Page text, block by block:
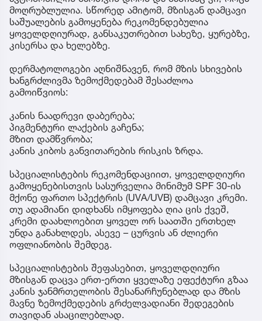
მოღრუბლულია. სწორედ ამიტომ, მზისგან დამცავი
საშუალების გამოყენება რეკომენდებულია
ყოველდღიურად, განსაკუთრებით სახეზე, ყურებზე,
კისერსა და ხელებზე.
დერმატოლოგები აღნიშნავენ, რომ მზის სხივების
ხანგრძლივმა ზემოქმედებამ შესაძლოა
გამოიწვიოს:
კანის ნაადრევი დაბერება;
პიგმენტური ლაქების გაჩენა;
მზით დამწვრობა;
კანის კიბოს განვითარების რისკის ზრდა.
სპეციალისტების რეკომენდაციით, ყოველდღიური
გამოყენებისთვის სასურველია მინიმუმ SPF 30-ის
მქონე ფართო სპექტრის (UVA/UVB) დამცავი კრემი.
თუ ადამიანი დიდხანს იმყოფება ღია ცის ქვეშ,
კრემი დაახლოებით ყოველ ორ საათში ერთხელ
უნდა განახლდეს, ასევე – ცურვის ან ძლიერი
ოფლიანობის შემდეგ.
სპეციალისტების შეფასებით, ყოველდღიური
მზისგან დაცვა ერთ-ერთი ყველაზე ეფექტური გზაა
კანის ჯანმრთელობის შესანარჩუნებლად და მზის
მავნე ზემოქმედების გრძელვადიანი შედეგების
თავიდან ასაცილებლად.